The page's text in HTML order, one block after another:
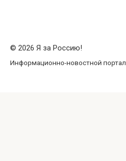
© 2026 Я за Россию!
Информационно-новостной портал